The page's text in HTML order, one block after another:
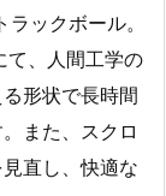
ックボール。
て、人間工学の
形状で長時間
また、スクロ
直し、快適な